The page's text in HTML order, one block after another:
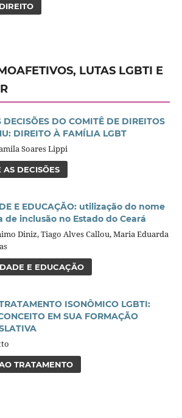
LUTAS LGBTI E
DECISÕES DO COMITÊ DE DIREITOS
DIREITO À FAMÍLIA LGBT
Soares Lippi
AS DECISÕES
E EDUCAÇÃO: utilização do nome
de inclusão no Estado do Ceará
Diniz, Tiago Alves Callou, Maria Eduarda
E EDUCAÇÃO
ISONÔMICO LGBTI:
EM SUA FORMAÇÃO
TRATAMENTO